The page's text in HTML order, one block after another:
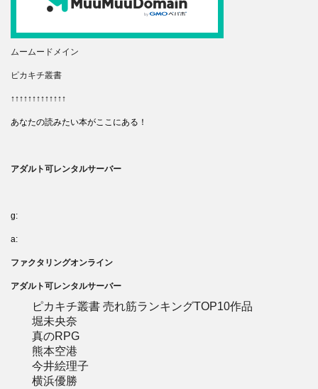
ムームードメイン
ピカキチ叢書
↑↑↑↑↑↑↑↑↑↑↑↑↑
あなたの読みたい本がここにある！
アダルト可レンタルサーバー
g:
a:
ファクタリングオンライン
アダルト可レンタルサーバー
ピカキチ叢書 売れ筋ランキングTOP10作品
堀未央奈
真のRPG
熊本空港
今井絵理子
横浜優勝